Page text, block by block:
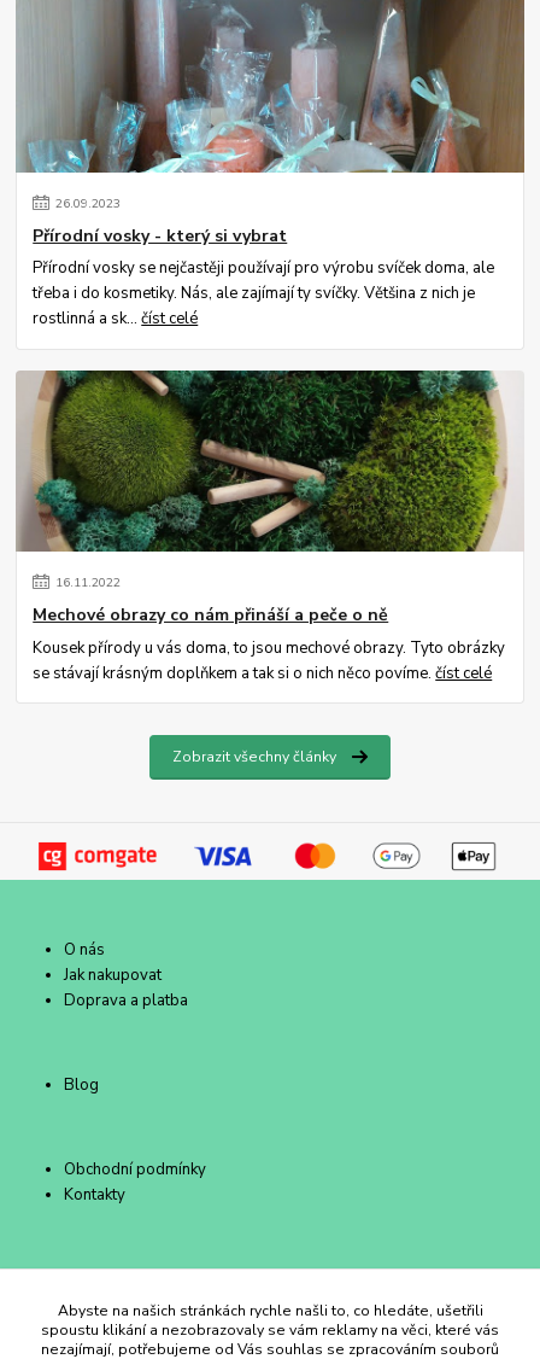
26.09.2023
Přírodní vosky - který si vybrat
Přírodní vosky se nejčastěji používají pro výrobu svíček doma, ale
třeba i do kosmetiky. Nás, ale zajímají ty svíčky. Většina z nich je
rostlinná a sk...číst celé
16.11.2022
Mechové obrazy co nám přináší a peče o ně
Kousek přírody u vás doma, to jsou mechové obrazy. Tyto obrázky
se stávají krásným doplňkem a tak si o nich něco povíme.číst celé
Zobrazit všechny články
O nás
Jak nakupovat
Doprava a platba
Blog
Obchodní podmínky
Kontakty
Duhový Ateliér Kroměříž
Abyste na našich stránkách rychle našli to, co hledáte, ušetřili
spoustu klikání a nezobrazovaly se vám reklamy na věci, které vás
nezajímají, potřebujeme od Vás souhlas se zpracováním souborů